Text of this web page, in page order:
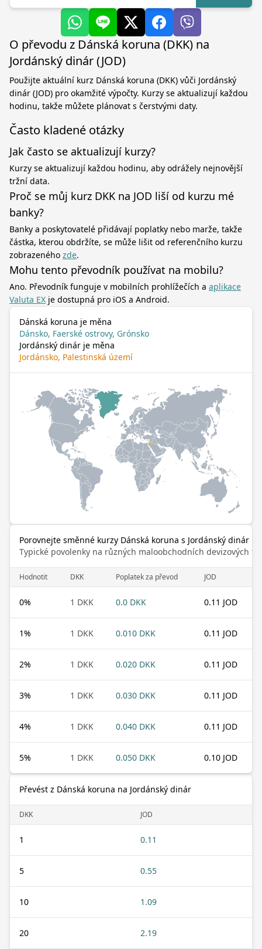
O převodu z Dánská koruna (DKK) na
Jordánský dinár (JOD)
Použijte aktuální kurz Dánská koruna (DKK) vůči Jordánský
dinár (JOD) pro okamžité výpočty. Kurzy se aktualizují každou
hodinu, takže můžete plánovat s čerstvými daty.
Často kladené otázky
Jak často se aktualizují kurzy?
Kurzy se aktualizují každou hodinu, aby odrážely nejnovější
tržní data.
Proč se můj kurz DKK na JOD liší od kurzu mé
banky?
Banky a poskytovatelé přidávají poplatky nebo marže, takže
částka, kterou obdržíte, se může lišit od referenčního kurzu
zobrazeného zde.
Mohu tento převodník používat na mobilu?
Ano. Převodník funguje v mobilních prohlížečích a aplikace
Valuta EX je dostupná pro iOS a Android.
Dánská koruna je měna
Dánsko, Faerské ostrovy, Grónsko
Jordánský dinár je měna
Jordánsko, Palestinská území
Porovnejte směnné kurzy Dánská koruna s Jordánský dinár
Typické povolenky na různých maloobchodních devizových
Hodnotit DKK Poplatek za převod JOD
0% 1 DKK 0.0 DKK 0.11 JOD
1% 1 DKK 0.010 DKK 0.11 JOD
2% 1 DKK 0.020 DKK 0.11 JOD
3% 1 DKK 0.030 DKK 0.11 JOD
4% 1 DKK 0.040 DKK 0.11 JOD
5% 1 DKK 0.050 DKK 0.10 JOD
Převést z Dánská koruna na Jordánský dinár
DKK JOD
1 0.11
5 0.55
10 1.09
20 2.19